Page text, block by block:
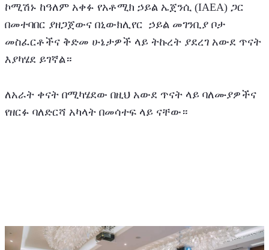
ኮሚሽኑ ከዓለም አቀፉ የአቶሚክ ኃይል ኤጀንሲ (IAEA) ጋር
በመተባበር ያዘጋጀውና በኒውክሊየር  ኃይል መገንቢያ ቦታ
መስፈርቶችና ቅድመ ሁኔታዎች ላይ ትኩረት ያደረገ አውደ ጥናት
እያካሄደ ይገኛል።
ለአራት ቀናት በሚካሄደው በዚህ አውደ ጥናት ላይ ባለሙያዎችና
የዘርፉ ባለድርሻ አካላት በመሳተፍ ላይ ናቸው።